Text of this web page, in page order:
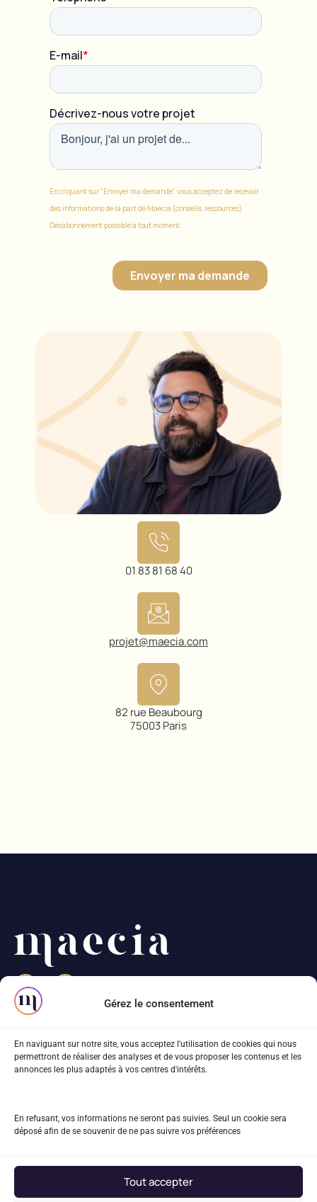
Gérez le consentement
En naviguant sur notre site, vous acceptez l'utilisation de cookies qui nous
permettront de réaliser des analyses et de vous proposer les contenus et les
annonces les plus adaptés à vos centres d'intérêts.
En refusant, vos informations ne seront pas suivies. Seul un cookie sera
déposé afin de se souvenir de ne pas suivre vos préférences
Tout accepter
01 83 81 68 40
projet@maecia.com
82 rue Beaubourg
75003 Paris
75003 Paris
Mentions légales
Plan du site